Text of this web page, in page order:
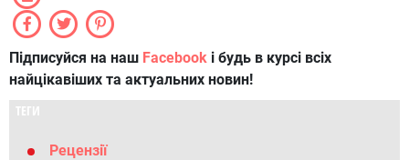
Підписуйся на наш Facebook і будь в курсі всіх
найцікавіших та актуальних новин!
ТЕГИ
Рецензії